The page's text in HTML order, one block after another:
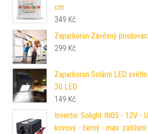
cm
349 Kč
Zaparkorun Závěsný
299 Kč
Zaparkorun Solární LED
30 LED
149 Kč
Invertor Solight IN05 - 12V -
kovový - černý - max.